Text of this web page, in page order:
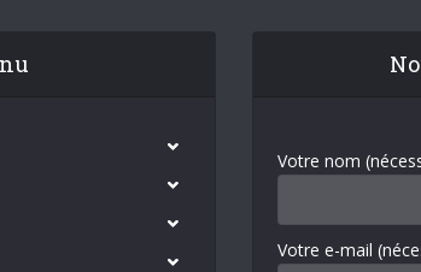
Votre nom
Votre e-mail